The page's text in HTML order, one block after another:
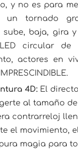
y no es para
tornado
sube, baja, gira
circular de
actores en
4D: El
al tamaño
contrarreloj
el movimiento,
magia para